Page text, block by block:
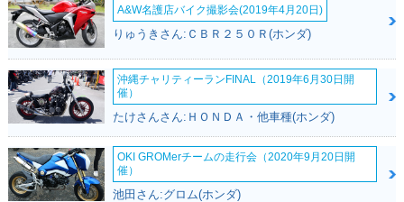
2014年 Giorno DEL
UXE・カラーチェン
ジ
2014年 Giorno・カ
ラーチェンジ
2014年 Giorno DEL
UXE・追加
2014年 Giorno・カ
2013年 Giorno Spe
A&W名護店バイク撮影会(2019年4月20日)
りゅうきさん:ＣＢＲ２５０Ｒ(ホンダ)
沖縄チャリティーランFINAL（2019年6月30日開
催）
たけさんさん:ＨＯＮＤＡ・他車種(ホンダ)
OKI GROMerチームの走行会（2020年9月20日開
催）
池田さん:グロム(ホンダ)